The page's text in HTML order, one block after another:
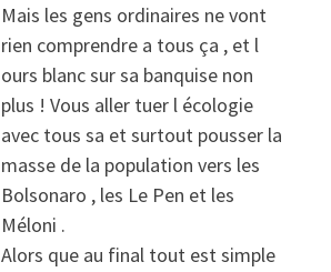
Mais les gens ordinaires ne vont
rien comprendre a tous ça , et l
ours blanc sur sa banquise non
plus ! Vous aller tuer l écologie
avec tous sa et surtout pousser la
masse de la population vers les
Bolsonaro , les Le Pen et les
Méloni .
Alors que au final tout est simple